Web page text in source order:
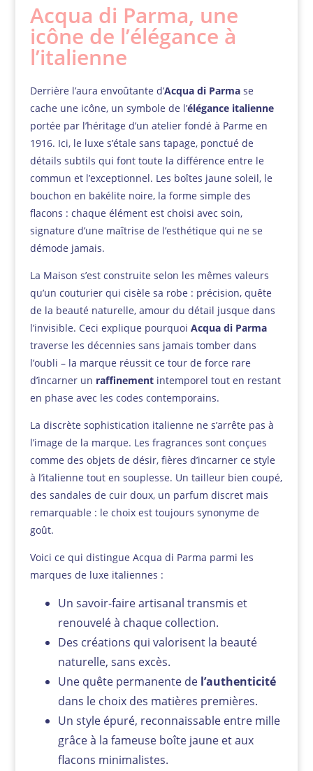
Acqua di Parma, une
icône de l’élégance à
l’italienne
Derrière l’aura envoûtante d’Acqua di Parmase
cache une icône, un symbole de l’élégance italienne
portée par l’héritage d’un atelier fondé à Parme en
1916. Ici, le luxe s’étale sans tapage, ponctué de
détails subtils qui font toute la différence entre le
commun et l’exceptionnel. Les boîtes jaune soleil, le
bouchon en bakélite noire, la forme simple des
flacons : chaque élément est choisi avec soin,
signature d’une maîtrise de l’esthétique qui ne se
démode jamais.
La Maison s’est construite selon les mêmes valeurs
qu’un couturier qui cisèle sa robe : précision, quête
de la beauté naturelle, amour du détail jusque dans
l’invisible. Ceci explique pourquoi Acqua di Parma
traverse les décennies sans jamais tomber dans
l’oubli – la marque réussit ce tour de force rare
d’incarner un raffinementintemporel tout en restant
en phase avec les codes contemporains.
La discrète sophistication italienne ne s’arrête pas à
l’image de la marque. Les fragrances sont conçues
comme des objets de désir, fières d’incarner ce style
à l’italienne tout en souplesse. Un tailleur bien coupé,
des sandales de cuir doux, un parfum discret mais
remarquable : le choix est toujours synonyme de
goût.
Voici ce qui distingue Acqua di Parma parmi les
marques de luxe italiennes :
Un savoir-faire artisanal transmis et
renouvelé à chaque collection.
Des créations qui valorisent la beauté
naturelle, sans excès.
Une quête permanente de l’authenticité
dans le choix des matières premières.
Un style épuré, reconnaissable entre mille
grâce à la fameuse boîte jaune et aux
flacons minimalistes.